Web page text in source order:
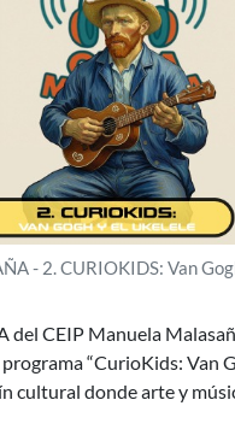
- 2. CURIOKIDS: Van
del CEIP Manuela
“CurioKids: Van
cultural donde arte y